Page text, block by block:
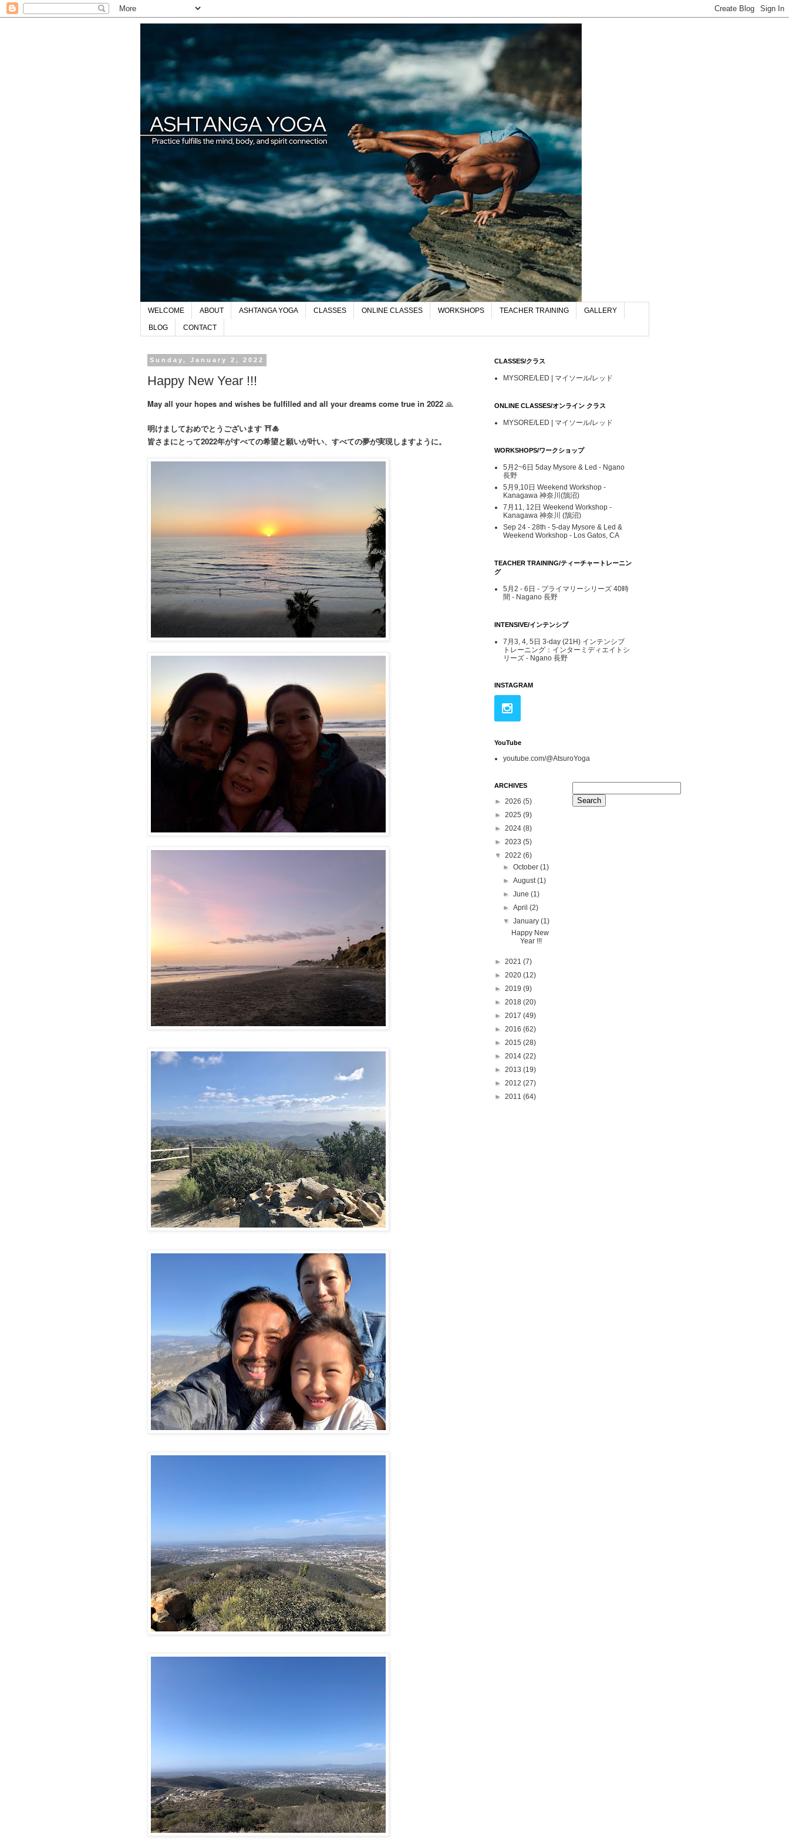
WELCOME ABOUT ASHTANGA YOGA CLASSES ONLINE CLASSES WORKSHOPS TEACHER TRAINING GALLERY
BLOG CONTACT
Sunday, January 2, 2022
Happy New Year !!!
May all your hopes and wishes be fulfilled and all your dreams come true in 2022 🙏
明けましておめでとうございます ⛩🎍
皆さまにとって2022年がすべての希望と願いが叶い、すべての夢が実現しますように。
CLASSES/クラス
MYSORE/LED | マイソール/レッド
ONLINE CLASSES/オンライン クラス
MYSORE/LED | マイソール/レッド
WORKSHOPS/ワークショップ
5月2~6日 5day Mysore & Led - Ngano
長野
5月9,10日 Weekend Workshop -
Kanagawa 神奈川(鵠沼)
7月11, 12日 Weekend Workshop -
Kanagawa 神奈川 (鵠沼)
Sep 24 - 28th - 5-day Mysore & Led &
Weekend Workshop - Los Gatos, CA
TEACHER TRAINING/ティーチャートレーニン
グ
5月2 - 6日 - プライマリーシリーズ 40時
間 - Nagano 長野
INTENSIVE/インテンシブ
7月3, 4, 5日 3-day (21H) インテンシブ
トレーニング：インターミディエイトシ
リーズ - Ngano 長野
INSTAGRAM
YouTube
youtube.com/@AtsuroYoga
ARCHIVES
► 2026 (5)
► 2025 (9)
► 2024 (8)
► 2023 (5)
▼ 2022 (6)
► October (1)
► August (1)
► June (1)
► April (2)
▼ January (1)
Happy New
Year !!!
► 2021 (7)
► 2020 (12)
► 2019 (9)
► 2018 (20)
► 2017 (49)
► 2016 (62)
► 2015 (28)
► 2014 (22)
► 2013 (19)
► 2012 (27)
► 2011 (64)